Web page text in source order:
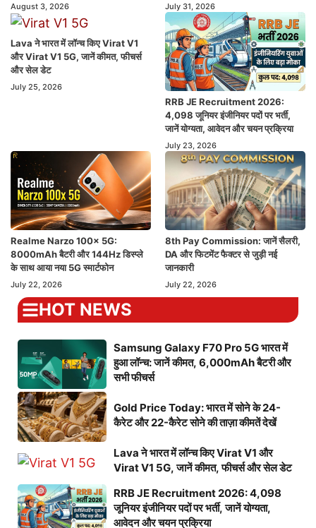
August 3, 2026 July 31, 2026
Lava ने भारत में लॉन्च किए Virat V1
और Virat V1 5G, जानें कीमत, फीचर्स
और सेल डेट
July 25, 2026
RRB JE Recruitment 2026:
4,098 जूनियर इंजीनियर पदों पर भर्ती,
जानें योग्यता, आवेदन और चयन प्रक्रिया
July 23, 2026
Realme Narzo 100x 5G:
8000mAh बैटरी और 144Hz डिस्प्ले
के साथ आया नया 5G स्मार्टफोन
July 22, 2026
8th Pay Commission: जानें सैलरी,
DA और फिटमेंट फैक्टर से जुड़ी नई
जानकारी
July 22, 2026
HOT NEWS
Samsung Galaxy F70 Pro 5G भारत में
हुआ लॉन्च: जानें कीमत, 6,000mAh बैटरी और
सभी फीचर्स
Gold Price Today: भारत में सोने के 24-
कैरेट और 22-कैरेट सोने की ताज़ा कीमतें देखें
Lava ने भारत में लॉन्च किए Virat V1 और
Virat V1 5G, जानें कीमत, फीचर्स और सेल डेट
RRB JE Recruitment 2026: 4,098
जूनियर इंजीनियर पदों पर भर्ती, जानें योग्यता,
आवेदन और चयन प्रक्रिया